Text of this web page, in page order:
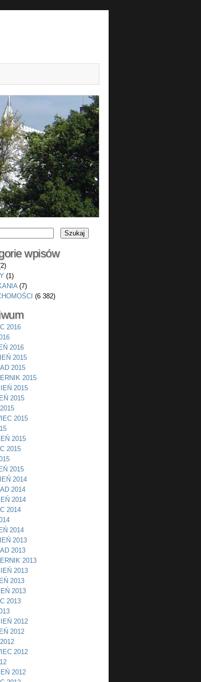
wpisów
(1)
(7)
(6 382)
2016
2016
2015
2015
2015
2015
2015
2015
2015
2015
2015
2014
2014
2014
2014
2014
2013
2013
2013
2013
2013
2013
2013
2012
2012
2012
2012